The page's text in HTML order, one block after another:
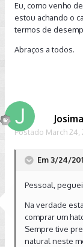
Eu, como venho
estou achando o
termos de
Abraços a todos.
Postado March 24,
Em 3/24/
Pessoal, peguei
Na verdade
comprar um
Sempre tive
natural neste